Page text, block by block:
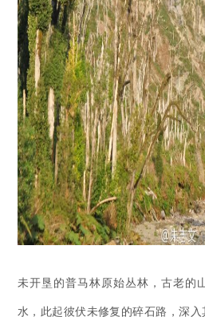
未开垦的普马林原始丛林，古老的
水，此起彼伏未修复的碎石路，深